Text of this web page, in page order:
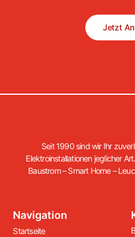
Jetzt
Seit 1990 sind wir Ihr
Elektroinstallationen jeglicher
Baustrom – Smart Home –
Navigation
Startseite